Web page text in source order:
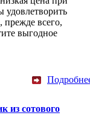
удовлетворить
прежде всего,
выгодное
из сотового